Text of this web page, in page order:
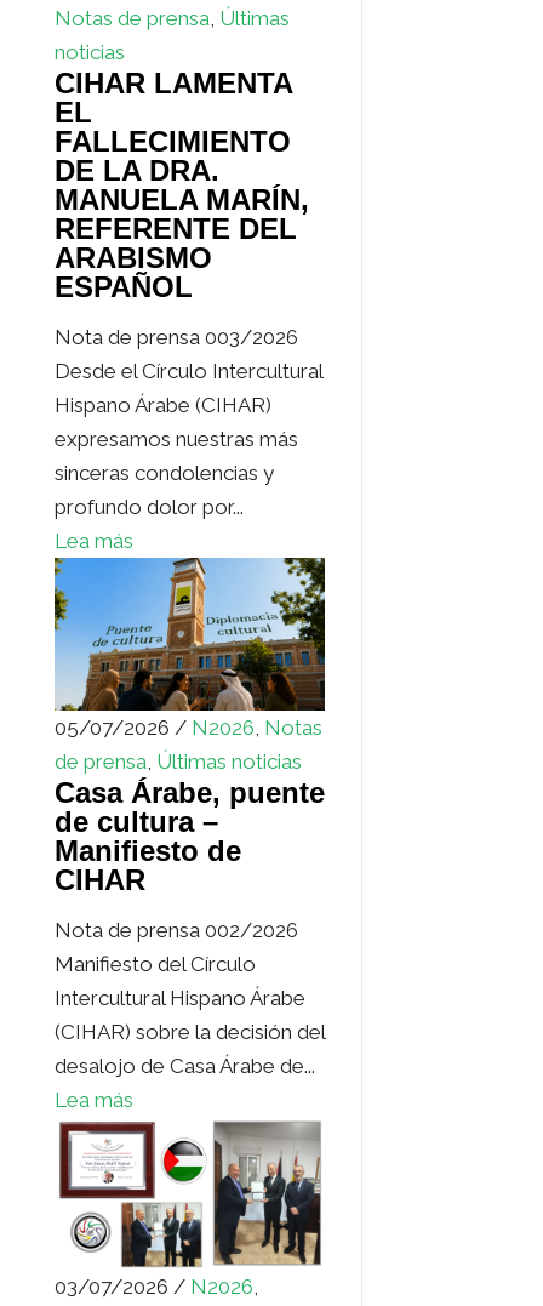
Notas de prensa, Últimas
noticias
CIHAR LAMENTA
EL
FALLECIMIENTO
DE LA DRA.
MANUELA MARÍN,
REFERENTE DEL
ARABISMO
ESPAÑOL
Nota de prensa 003/2026
Desde el Círculo Intercultural
Hispano Árabe (CIHAR)
expresamos nuestras más
sinceras condolencias y
profundo dolor por...
Lea más
05/07/2026 / N2026 Notas
de prensa, Últimas noticias
Casa Árabe, puente
de cultura –
Manifiesto de
CIHAR
Nota de prensa 002/2026
Manifiesto del Círculo
Intercultural Hispano Árabe
(CIHAR) sobre la decisión del
desalojo de Casa Árabe de...
Lea más
03/07/2026 / N2026